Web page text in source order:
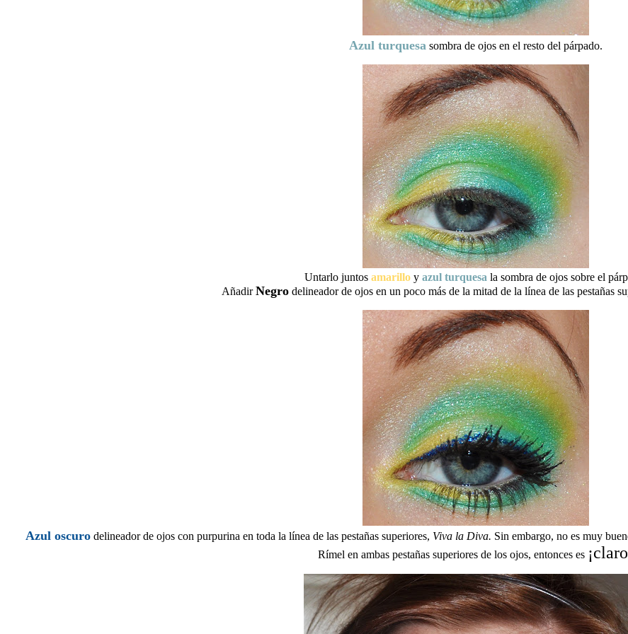
Azul turquesa sombra de ojos en el resto del párpado.
Untarlo juntos amarillo y azul turquesa la sombra de ojos sobre el
AñadirNegrodelineador de ojos en un poco más de la mitad de la línea de las pestañas
Azul oscuro delineador de ojos con purpurina en toda la línea de las pestañas superiores, Viva la Diva. Sin embargo, no es muy
Rímel en ambas pestañas superiores de los ojos, entonces es